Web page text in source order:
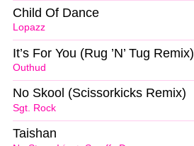
Lopazz
Child Of Dance
Outhud
It’s For You (Rug ’N’ Tug Remix)
Sgt. Rock
No Skool (Scissorkicks Remix)
Taishan